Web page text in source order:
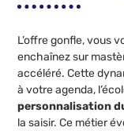
L’offre gonfle, vous
enchaînez sur
accéléré. Cette
à votre agenda,
personnalisation
la saisir. Ce métier